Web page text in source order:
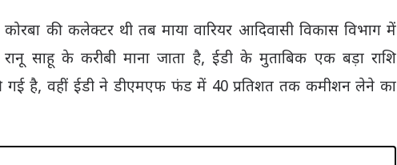
की कलेक्टर थी तब माया वारियर आदिवासी विकास विभाग में
साहू के करीबी माना जाता है, ईडी के मुताबिक एक बड़ा राशि
गई है, वहीं ईडी ने डीएमएफ फंड में 40 प्रतिशत तक कमीशन लेने का